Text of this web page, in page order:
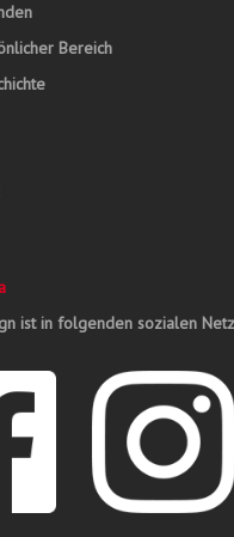
Bereich
ist in folgenden sozialen